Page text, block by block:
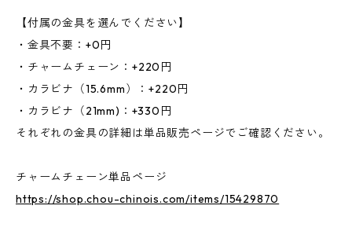
【付属の金具を選んでください】
・金具不要：+0円
・チャームチェーン：+220円
・カラビナ（15.6mm）：+220円
・カラビナ（21mm)：+330円
それぞれの金具の詳細は単品販売ページでご確認ください。
チャームチェーン単品ページ
https://shop.chou-chinois.com/items/15429870